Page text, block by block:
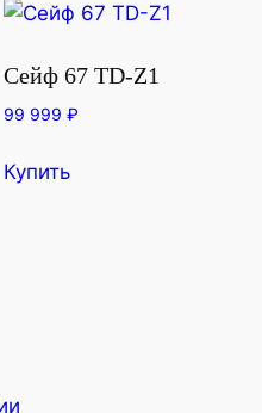
Сейф 67 TD-Z1
99 999₽
Купить